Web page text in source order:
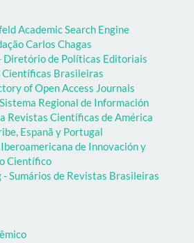
Academic Search Engine
Carlos Chagas
Diretório de Políticas Editoriais
Científicas Brasileiras
of Open Access Journals
Regional de Información
Revistas Científicas de América
Espanã y Portugal
de Innovación y
Científico
- Sumários de Revistas Brasileiras